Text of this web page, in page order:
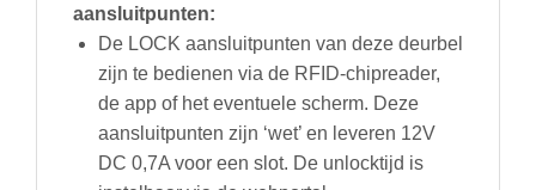
aansluitpunten:
De LOCK aansluitpunten van deze deurbel
zijn te bedienen via de RFID-chipreader,
de app of het eventuele scherm. Deze
aansluitpunten zijn ‘wet’ en leveren 12V
DC 0,7A voor een slot. De unlocktijd is